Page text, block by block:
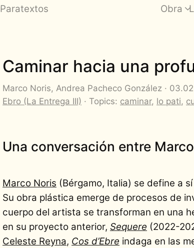
Paratextos Obra
Caminar hacia una
Marco Noris, Andrea Pacheco González ·
Ebro (La Entrega III) · Topics: caminar, lo pati,
Una conversación entre
Marco Noris (Bérgamo, Italia) se define a
Su obra plástica emerge de procesos de
cuerpo del artista se transforman en una
en su proyecto anterior, Sequere (2022-
Celeste Reyna, Cos d’Ebre indaga en las